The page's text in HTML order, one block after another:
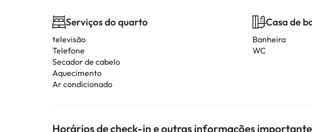
Serviços do quarto
televisão
Telefone
Secador de cabelo
Aquecimento
Ar condicionado
Casa de
Banheira
WC
Horários de check-in e outras informações